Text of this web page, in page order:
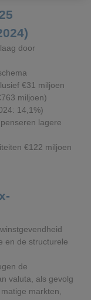
door
€31 miljoen
miljoen)
14,1%)
lagere
€122 miljoen
en de structurele
de
valuta, als gevolg
markten,